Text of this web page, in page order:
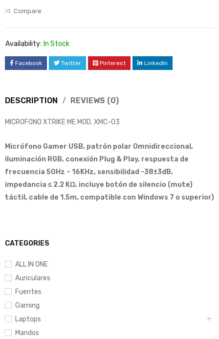
CATEGORIES
ALL IN ONE
Auriculares
Fuentes
Gaming
Laptops
Mandos
Compare
Availability: In Stock
Facebook Twitter Pinterest LinkedIn
DESCRIPTION REVIEWS (0)
MICROFONO XTRIKE ME MOD. XMC-03
Micrófono Gamer USB, patrón polar Omnidireccional,
iluminación RGB, conexión Plug & Play, respuesta de
frecuencia 50Hz – 16KHz, sensibilidad -38±3dB,
impedancia ≤ 2.2 KΩ, incluye botón de silencio (mute)
táctil, cable de 1.5m, compatible con Windows 7 o superior)